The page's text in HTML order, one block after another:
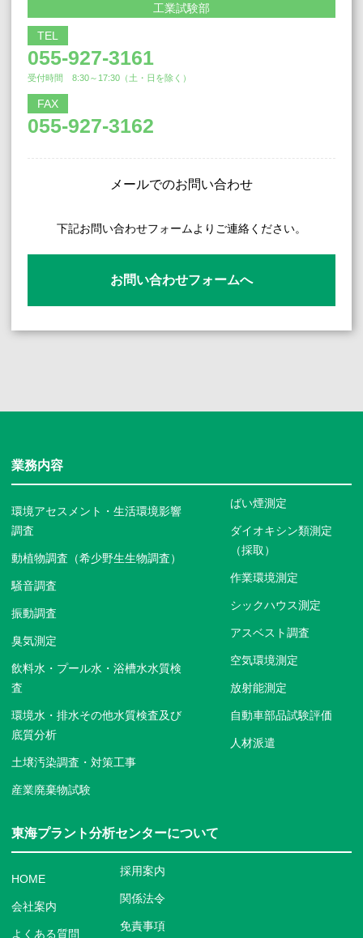
工業試験部
TEL
055-927-3161
受付時間 8:30～17:30（土・日を除く）
FAX
055-927-3162
メールでのお問い合わせ
下記お問い合わせフォームよりご連絡ください。
お問い合わせフォームへ
業務内容
環境アセスメント・生活環境影響
調査
動植物調査（希少野生生物調査）
騒音調査
振動調査
臭気測定
飲料水・プール水・浴槽水水質検
査
環境水・排水その他水質検査及び
底質分析
土壌汚染調査・対策工事
産業廃棄物試験
ばい煙測定
ダイオキシン類測定
（採取）
作業環境測定
シックハウス測定
アスベスト調査
空気環境測定
放射能測定
自動車部品試験評価
人材派遣
東海プラント分析センターについて
HOME
会社案内
よくある質問
採用案内
関係法令
免責事項